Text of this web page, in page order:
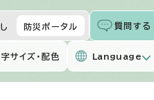
防災ポータル 質問する
サイズ・配色 Language